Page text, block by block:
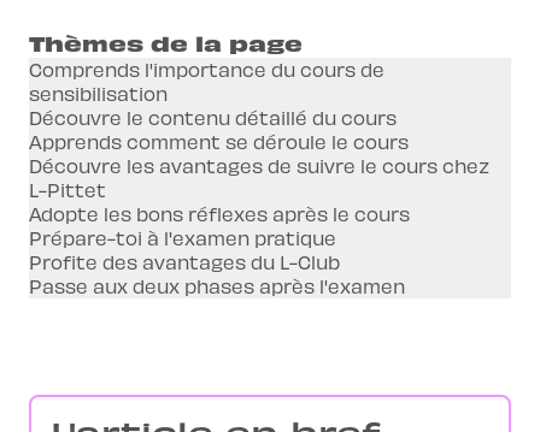
Thèmes de la page
Comprends l'importance du cours de
sensibilisation
Découvre le contenu détaillé du cours
Apprends comment se déroule le cours
Découvre les avantages de suivre le cours chez
L-Pittet
Adopte les bons réflexes après le cours
Prépare-toi à l'examen pratique
Profite des avantages du L-Club
Passe aux deux phases après l'examen